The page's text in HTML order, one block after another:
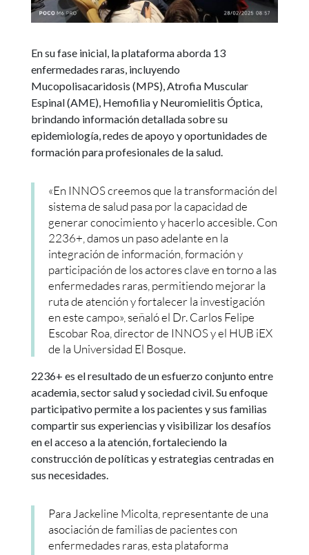
En su fase inicial, la plataforma aborda 13
enfermedades raras, incluyendo
Mucopolisacaridosis (MPS), Atrofia Muscular
Espinal (AME), Hemofilia y Neuromielitis Óptica,
brindando información detallada sobre su
epidemiología, redes de apoyo y oportunidades de
formación para profesionales de la salud.
«En INNOS creemos que la transformación del
sistema de salud pasa por la capacidad de
generar conocimiento y hacerlo accesible. Con
2236+, damos un paso adelante en la
integración de información, formación y
participación de los actores clave en torno a las
enfermedades raras, permitiendo mejorar la
ruta de atención y fortalecer la investigación
en este campo», señaló el Dr. Carlos Felipe
Escobar Roa, director de INNOS y el HUB iEX
de la Universidad El Bosque.
2236+ es el resultado de un esfuerzo conjunto entre
academia, sector salud y sociedad civil. Su enfoque
participativo permite a los pacientes y sus familias
compartir sus experiencias y visibilizar los desafíos
en el acceso a la atención, fortaleciendo la
construcción de políticas y estrategias centradas en
sus necesidades.
Para Jackeline Micolta, representante de una
asociación de familias de pacientes con
enfermedades raras, esta plataforma